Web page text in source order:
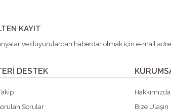
KAYIT
DESTEK
Sorular
Hakkımızda
Bize Ulaşın